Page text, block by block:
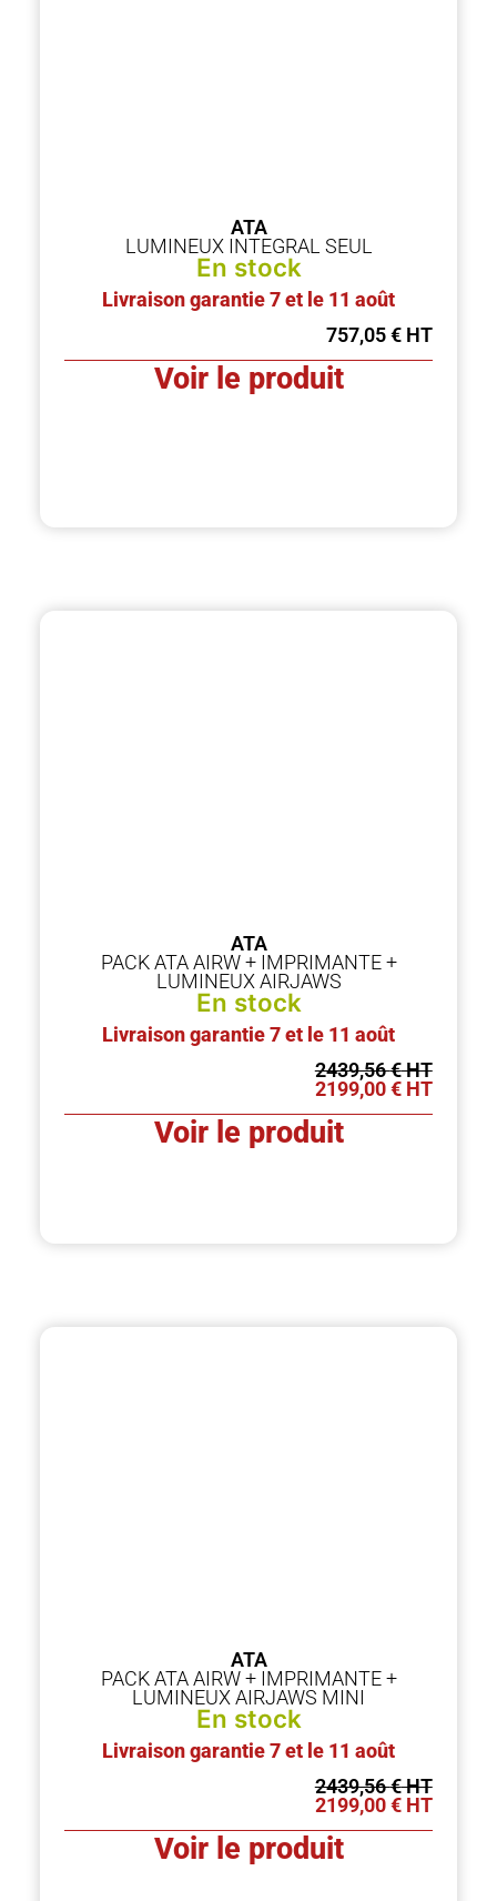
ATA
LUMINEUX INTEGRAL SEUL
En stock
Livraison garantie 7 et le 11 août
757,05€
Voir le produit
ATA
PACK ATA AIRW + IMPRIMANTE +
LUMINEUX AIRJAWS
En stock
Livraison garantie 7 et le 11 août
2439,56€
2199,00€
Voir le produit
ATA
PACK ATA AIRW + IMPRIMANTE +
LUMINEUX AIRJAWS MINI
En stock
Livraison garantie 7 et le 11 août
2439,56€
2199,00€
Voir le produit